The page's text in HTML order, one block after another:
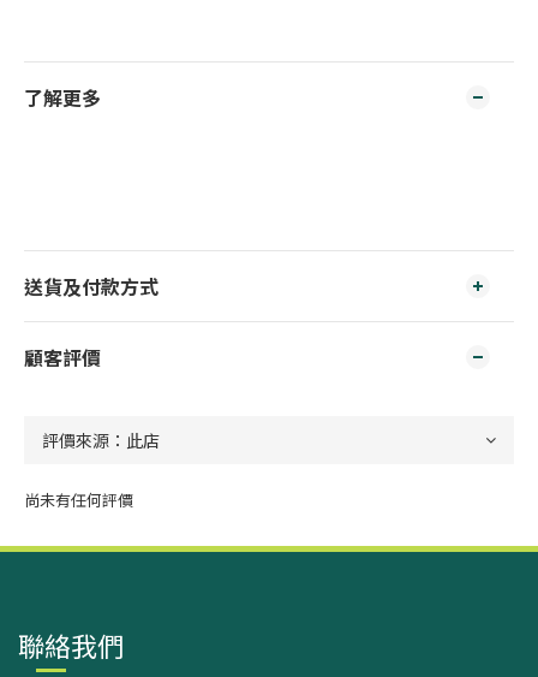
了解更多
送貨及付款方式
顧客評價
尚未有任何評價
聯絡我們